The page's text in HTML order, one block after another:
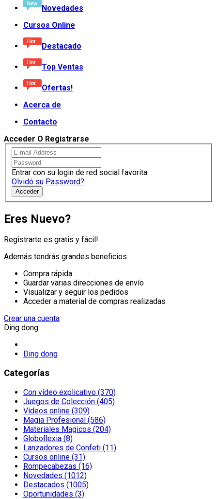
Novedades
Cursos Online
Destacado
Top Ventas
Ofertas!
Acerca de
Contacto
Acceder O Registrarse
Entrar con su login de red social favorita
Olvidó su Password?
Acceder
Eres Nuevo?
Registrarte es gratis y fácil!
Además tendrás grandes beneficios
Compra rápida
Guardar varias direcciones de envío
Visualizar y seguir los pedidos
Acceder a material de compras realizadas
Crear una cuenta
Ding dong
Ding dong
Categorías
Con vídeo explicativo (370)
Juegos de Colección (405)
Vídeos online (309)
Magia Profesional (586)
Materiales Magicos (204)
Globoflexia (8)
Lanzadores de Confeti (11)
Cursos online (31)
Rompecabezas (16)
Novedades (1012)
Destacados (1005)
Oportunidades (3)